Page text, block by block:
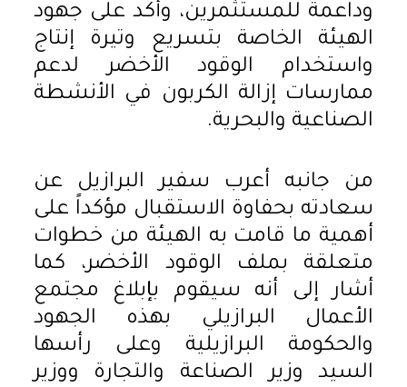
وداعمة للمستثمرين، وأكد على جهود
الهيئة الخاصة بتسريع وتيرة إنتاج
واستخدام الوقود الأخضر لدعم
ممارسات إزالة الكربون في الأنشطة
الصناعية والبحرية.
من جانبه أعرب سفير البرازيل عن
سعادته بحفاوة الاستقبال مؤكداً على
أهمية ما قامت به الهيئة من خطوات
متعلقة بملف الوقود الأخضر، كما
أشار إلى أنه سيقوم بإبلاغ مجتمع
الأعمال البرازيلي بهذه الجهود
والحكومة البرازيلية وعلى رأسها
السيد وزير الصناعة والتجارة ووزير